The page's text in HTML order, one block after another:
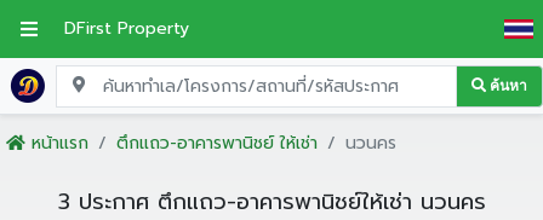
DFirst Property
ค้นหา
หน้าแรก ตึกแถว-อาคารพานิชย์ ให้เช่า นวนคร
3 ประกาศ ตึกแถว-อาคารพานิชย์ให้เช่า นวนคร